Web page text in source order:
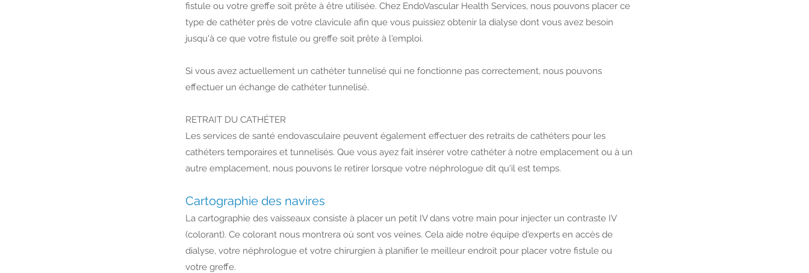
fistule ou votre greffe soit prête à être utilisée. Chez EndoVascular Health Services, nous pouvons placer ce
type de cathéter près de votre clavicule afin que vous puissiez obtenir la dialyse dont vous avez besoin
jusqu'à ce que votre fistule ou greffe soit prête à l'emploi.
Si vous avez actuellement un cathéter tunnelisé qui ne fonctionne pas correctement, nous pouvons
effectuer un échange de cathéter tunnelisé.
RETRAIT DU CATHÉTER
Les services de santé endovasculaire peuvent également effectuer des retraits de cathéters pour les
cathéters temporaires et tunnelisés. Que vous ayez fait insérer votre cathéter à notre emplacement ou à un
autre emplacement, nous pouvons le retirer lorsque votre néphrologue dit qu'il est temps.
Cartographie des navires
La cartographie des vaisseaux consiste à placer un petit IV dans votre main pour injecter un contraste IV
(colorant). Ce colorant nous montrera où sont vos veines. Cela aide notre équipe d'experts en accès de
dialyse, votre néphrologue et votre chirurgien à planifier le meilleur endroit pour placer votre fistule ou
votre greffe.